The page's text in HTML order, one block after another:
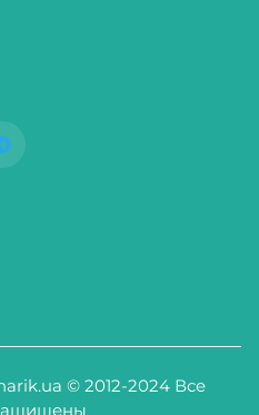
© 2012-2024 Все